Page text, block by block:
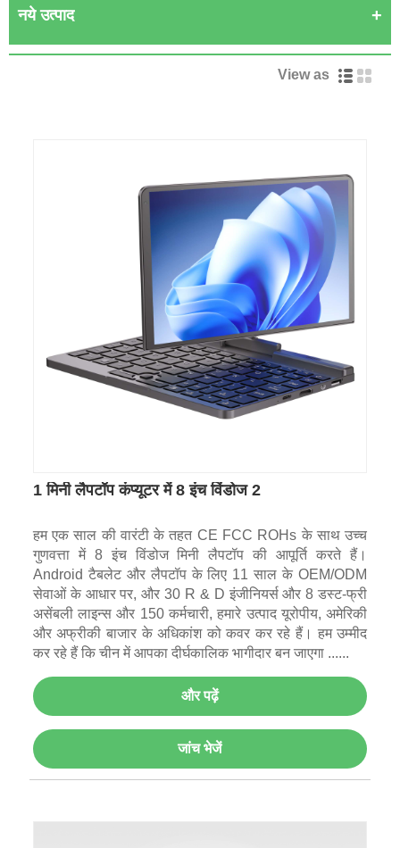
नये उत्पाद
View as
1 मिनी लैपटॉप कंप्यूटर में 8 इंच विंडोज 2
हम एक साल की वारंटी के तहत CE FCC ROHs के साथ उच्च
गुणवत्ता में 8 इंच विंडोज मिनी लैपटॉप की आपूर्ति करते हैं।
Android टैबलेट और लैपटॉप के लिए 11 साल के OEM/ODM
सेवाओं के आधार पर, और 30 R & D इंजीनियर्स और 8 डस्ट-फ्री
असेंबली लाइन्स और 150 कर्मचारी, हमारे उत्पाद यूरोपीय, अमेरिकी
और अफ्रीकी बाजार के अधिकांश को कवर कर रहे हैं। हम उम्मीद
कर रहे हैं कि चीन में आपका दीर्घकालिक भागीदार बन जाएगा ......
और पढ़ें
जांच भेजें